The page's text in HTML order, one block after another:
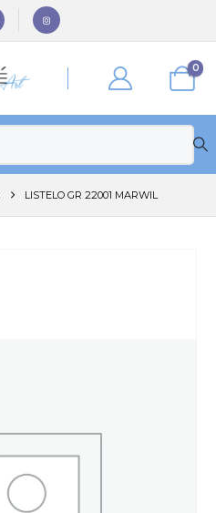
0
LISTELO GR 22001 MARWIL